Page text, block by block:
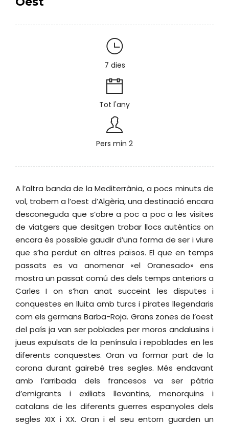
7 dies
Tot l'any
Pers min 2
A l’altra banda de la Mediterrània, a pocs minuts de
vol, trobem a l’oest d’Algèria, una destinació encara
desconeguda que s’obre a poc a poc a les visites
de viatgers que desitgen trobar llocs autèntics on
encara és possible gaudir d’una forma de ser i viure
que s’ha perdut en altres països. El que en temps
passats es va anomenar «el Oranesado» ens
mostra un passat comú des dels temps anteriors a
Carles I on s’han anat succeint les disputes i
conquestes en lluita amb turcs i pirates llegendaris
com els germans Barba-Roja. Grans zones de l’oest
del país ja van ser poblades per moros andalusins i
jueus expulsats de la península i repoblades en les
diferents conquestes. Oran va formar part de la
corona durant gairebé tres segles. Més endavant
amb l’arribada dels francesos va ser pàtria
d’emigrants i exiliats llevantins, menorquins i
catalans de les diferents guerres espanyoles dels
segles XIX i XX. Oran i el seu entorn guarden un